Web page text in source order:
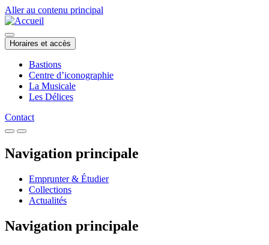
Aller au contenu principal
Horaires et accès
Bastions
Centre d’iconographie
La Musicale
Les Délices
Contact
Navigation principale
Emprunter & Étudier
Collections
Actualités
Navigation principale